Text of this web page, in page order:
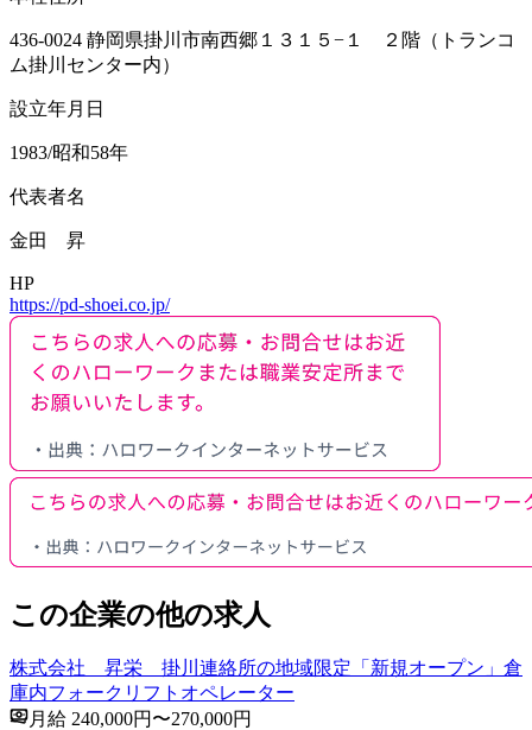
436-0024 静岡県掛川市南西郷１３１５−１ ２階（トランコ
ム掛川センター内）
設立年月日
1983/昭和58年
代表者名
金田 昇
HP
https://pd-shoei.co.jp/
この企業の他の求人
株式会社 昇栄 掛川連絡所の地域限定「新規オープン」倉
庫内フォークリフトオペレーター
月給 240,000円〜270,000円